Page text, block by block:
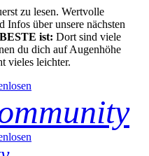
zu lesen. Wertvolle
Infos über unsere nächsten
ist: Dort sind viele
du dich auf Augenhöhe
vieles leichter.